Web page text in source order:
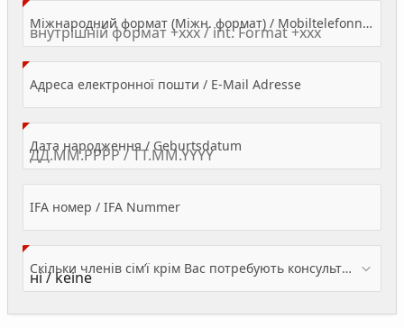
Міжнародний формат (Міжн. формат) / Mobiltelefonnummer
Адреса електронної пошти / E-Mail Adresse(Value Required)
Дата народження / Geburtsdatum
IFA номер / IFA Nummer
Скільки членів сім’ї крім Вас потребують консультації? / Wieviele Familienmitglieder brauchen Beratung - zusätzlich zu Ihnen?